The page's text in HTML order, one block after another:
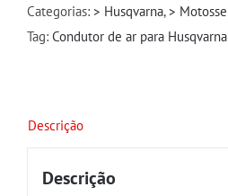
Husqvarna
61/268/272
Categorias: > Husqvarna,>
Tag: Condutor de ar para Husqvarna
Descrição
Descrição